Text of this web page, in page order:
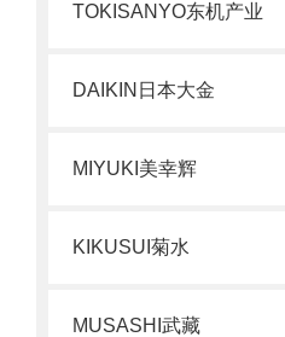
TOKISANYO东机产业
DAIKIN日本大金
MIYUKI美幸辉
KIKUSUI菊水
MUSASHI武藏